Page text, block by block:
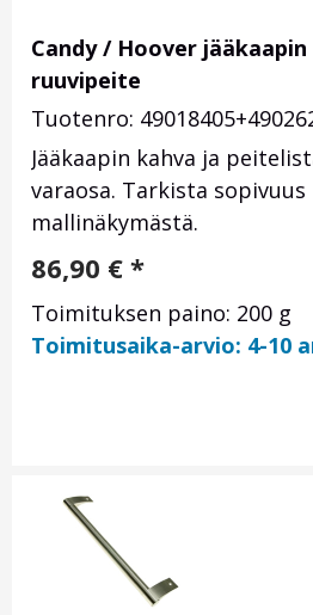
Candy / Hoover
ruuvipeite
Tuotenro:
Jääkaapin kahva ja
varaosa. Tarkista
mallinäkymästä.
86,90 € *
Toimituksen paino: 200 g
Toimitusaika-arvio: 4-10